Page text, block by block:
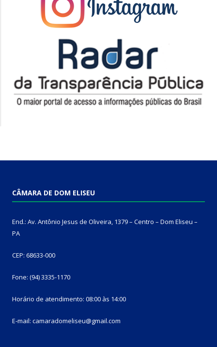
CÂMARA DE DOM ELISEU
End.: Av. Antônio Jesus de Oliveira, 1379 – Centro – Dom Eliseu –
PA
CEP: 68633-000
Fone: (94) 3335-1170
Horário de atendimento: 08:00 às 14:00
E-mail: camaradomeliseu@gmail.com